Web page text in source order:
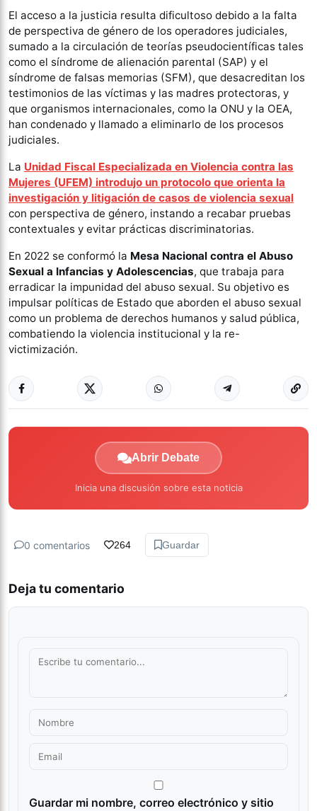
El acceso a la justicia resulta dificultoso debido a la falta
de perspectiva de género de los operadores judiciales,
sumado a la circulación de teorías pseudocientíficas tales
como el síndrome de alienación parental (SAP) y el
síndrome de falsas memorias (SFM), que desacreditan los
testimonios de las víctimas y las madres protectoras, y
que organismos internacionales, como la ONU y la OEA,
han condenado y llamado a eliminarlo de los procesos
judiciales.
La Unidad Fiscal Especializada en Violencia contra las
Mujeres (UFEM) introdujo un protocolo que orienta la
investigación y litigación de casos de violencia sexual
con perspectiva de género, instando a recabar pruebas
contextuales y evitar prácticas discriminatorias.
En 2022 se conformó la Mesa Nacional contra el Abuso
Sexual a Infancias y Adolescencias, que trabaja para
erradicar la impunidad del abuso sexual. Su objetivo es
impulsar políticas de Estado que aborden el abuso sexual
como un problema de derechos humanos y salud pública,
combatiendo la violencia institucional y la re-
victimización.
Abrir Debate
Inicia una discusión sobre esta noticia
0 comentarios 264 Guardar
Deja tu comentario
Guardar mi nombre, correo electrónico y sitio